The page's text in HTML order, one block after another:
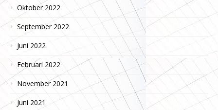
Oktober 2022
September 2022
Juni 2022
Februari 2022
November 2021
Juni 2021